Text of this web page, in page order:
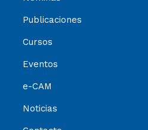
Publicaciones
Cursos
Eventos
e-CAM
Noticias